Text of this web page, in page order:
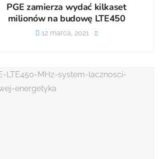
PGE zamierza wydać kilkaset
milionów na budowę LTE450
12 marca, 2021